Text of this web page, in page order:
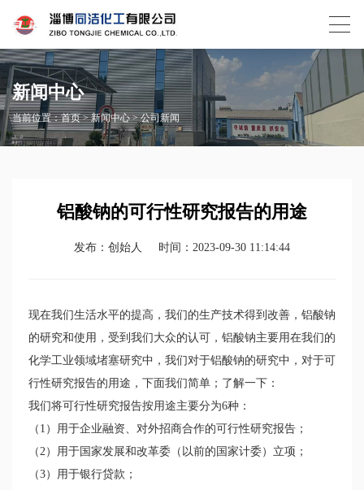
新闻中心
当前位置：首页>新闻中心>公司新闻
铝酸钠的可行性研究报告的用途
发布：创始人 时间：2023-09-30 11:14:44
现在我们生活水平的提高，我们的生产技术得到改善，铝酸钠
的研究和使用，受到我们大众的认可，铝酸钠主要用在我们的
化学工业领域堵塞研究中，我们对于铝酸钠的研究中，对于可
行性研究报告的用途，下面我们简单；了解一下：
我们将可行性研究报告按用途主要分为6种：
（1）用于企业融资、对外招商合作的可行性研究报告；
（2）用于国家发展和改革委（以前的国家计委）立项；
（3）用于银行贷款；